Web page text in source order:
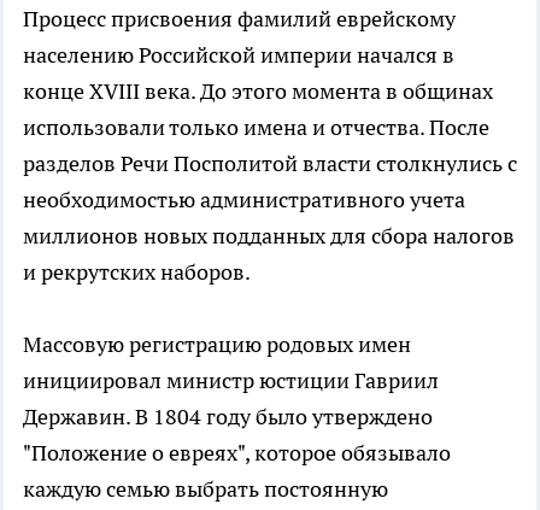
Процесс присвоения фамилий еврейскому
населению Российской империи начался в
конце XVIII века. До этого момента в общинах
использовали только имена и отчества. После
разделов Речи Посполитой власти столкнулись с
необходимостью административного учета
миллионов новых подданных для сбора налогов
и рекрутских наборов.
Массовую регистрацию родовых имен
инициировал министр юстиции Гавриил
Державин. В 1804 году было утверждено
"Положение о евреях", которое обязывало
каждую семью выбрать постоянную